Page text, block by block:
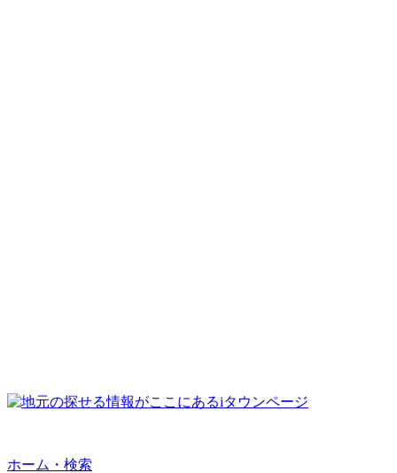
ホーム・検索